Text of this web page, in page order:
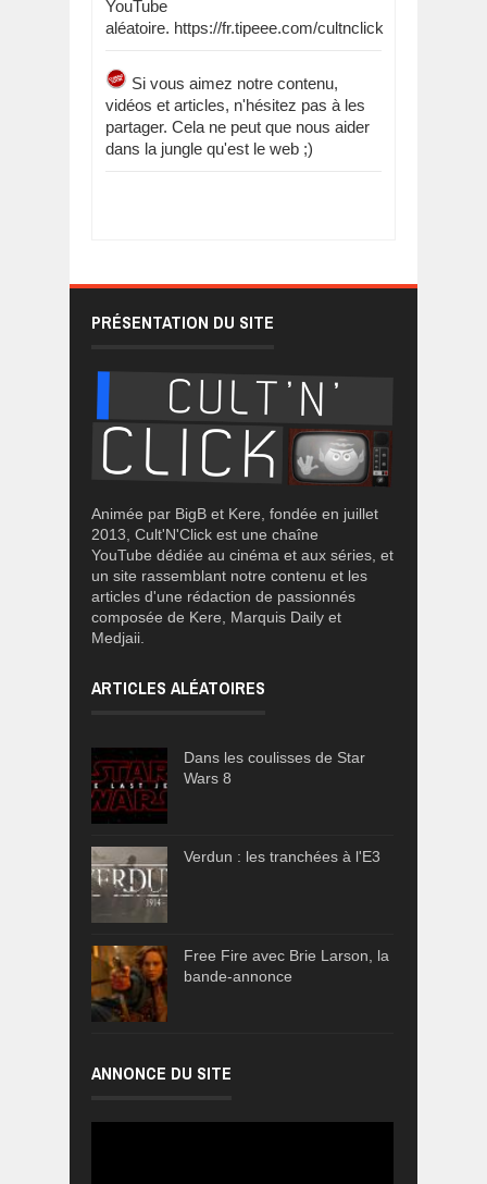
YouTube
aléatoire. https://fr.tipeee.com/cultnclick
Si vous aimez notre contenu,
vidéos et articles, n'hésitez pas à les
partager. Cela ne peut que nous aider
dans la jungle qu'est le web ;)
PRÉSENTATION DU SITE
Animée par BigB et Kere, fondée en juillet
2013, Cult'N'Click est une chaîne
YouTube dédiée au cinéma et aux séries, et
un site rassemblant notre contenu et les
articles d'une rédaction de passionnés
composée de Kere, Marquis Daily et
Medjaii.
ARTICLES ALÉATOIRES
Dans les coulisses de Star
Wars 8
Verdun : les tranchées à l'E3
Free Fire avec Brie Larson, la
bande-annonce
ANNONCE DU SITE